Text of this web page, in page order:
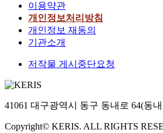
이용약관
개인정보처리방침
개인정보 재동의
기관소개
저작물 게시중단요청
41061 대구광역시 동구 동내로 64(동
Copyright© KERIS. ALL RIGHTS